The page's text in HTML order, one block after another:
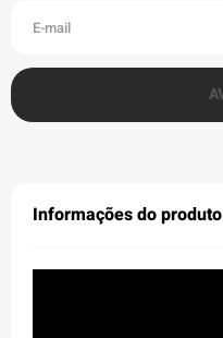
Informações do produto